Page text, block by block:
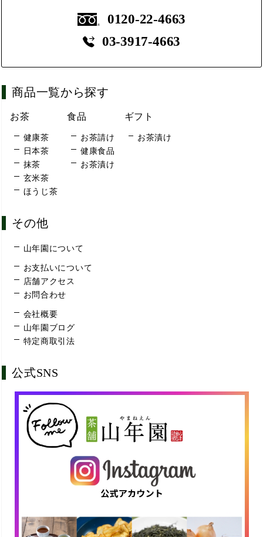
0120-22-4663
03-3917-4663
商品一覧から探す
お茶
健康茶
日本茶
抹茶
玄米茶
ほうじ茶
食品
お茶請け
健康食品
お茶漬け
ギフト
お茶漬け
その他
山年園について
お支払いについて
店舗アクセス
お問合わせ
会社概要
山年園ブログ
特定商取引法
公式SNS